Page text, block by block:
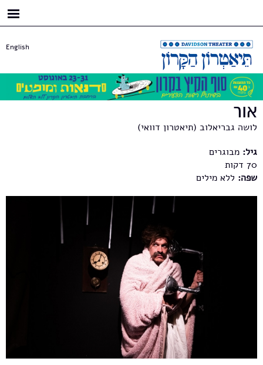
English
אור
לושה גבריאלוב (תיאטרון דוואי)
גיל: מבוגרים
70
שפה: ללא מילים